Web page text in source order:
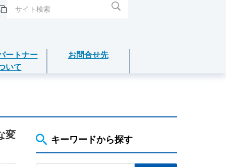
んしんねんきん介護
んしんねんきん介護Ｒ
ートナー
いて
お問合せ先
キーワードから探す
変